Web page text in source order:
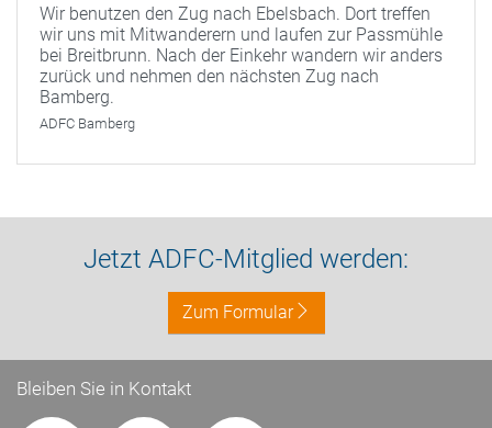
Wir benutzen den Zug nach Ebelsbach. Dort treffen
wir uns mit Mitwanderern und laufen zur Passmühle
bei Breitbrunn. Nach der Einkehr wandern wir anders
zurück und nehmen den nächsten Zug nach
Bamberg.
ADFC Bamberg
Jetzt ADFC-Mitglied werden:
Zum Formular
Bleiben Sie in Kontakt